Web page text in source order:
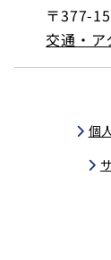
〒377-
交通・ア
個